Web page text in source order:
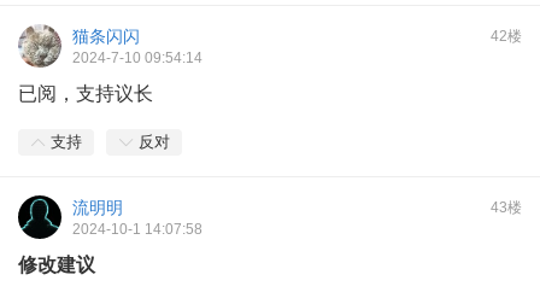
42楼
猫条闪闪
2024-7-10 09:54:14
已阅，支持议长
支持 反对
43楼
流明明
2024-10-1 14:07:58
修改建议